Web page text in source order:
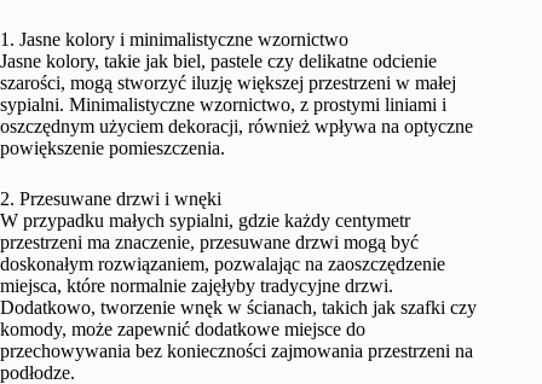
1. Jasne kolory i minimalistyczne wzornictwo
Jasne kolory, takie jak biel, pastele czy delikatne odcienie
szarości, mogą stworzyć iluzję większej przestrzeni w małej
sypialni. Minimalistyczne wzornictwo, z prostymi liniami i
oszczędnym użyciem dekoracji, również wpływa na optyczne
powiększenie pomieszczenia.
2. Przesuwane drzwi i wnęki
W przypadku małych sypialni, gdzie każdy centymetr
przestrzeni ma znaczenie, przesuwane drzwi mogą być
doskonałym rozwiązaniem, pozwalając na zaoszczędzenie
miejsca, które normalnie zajęłyby tradycyjne drzwi.
Dodatkowo, tworzenie wnęk w ścianach, takich jak szafki czy
komody, może zapewnić dodatkowe miejsce do
przechowywania bez konieczności zajmowania przestrzeni na
podłodze.